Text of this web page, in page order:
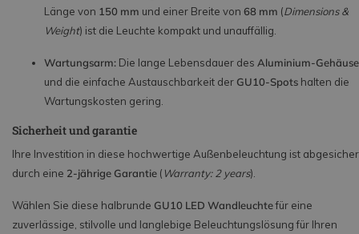
Länge von 150 mm und einer Breite von 68 mm (Dimensions &
Weight) ist die Leuchte kompakt und unauffällig.
Wartungsarm: Die lange Lebensdauer des Aluminium-
und die einfache Austauschbarkeit der GU10-Spots halten die
Wartungskosten gering.
Sicherheit und garantie
Ihre Investition in diese hochwertige Außenbeleuchtung ist
durch eine 2-jährige Garantie ( Warranty: 2 years).
Wählen Sie diese halbrunde GU10 LED Wandleuchtefür eine
zuverlässige, stilvolle und langlebige Beleuchtungslösung für Ihren